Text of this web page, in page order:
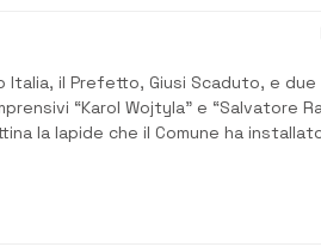
Italia, il Prefetto, Giusi Scaduto, e due
“Karol Wojtyla” e “Salvatore
la lapide che il Comune ha
Foibe. Presenti, tra gli altri, l&#82...